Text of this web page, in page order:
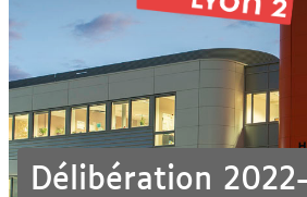
Délibération